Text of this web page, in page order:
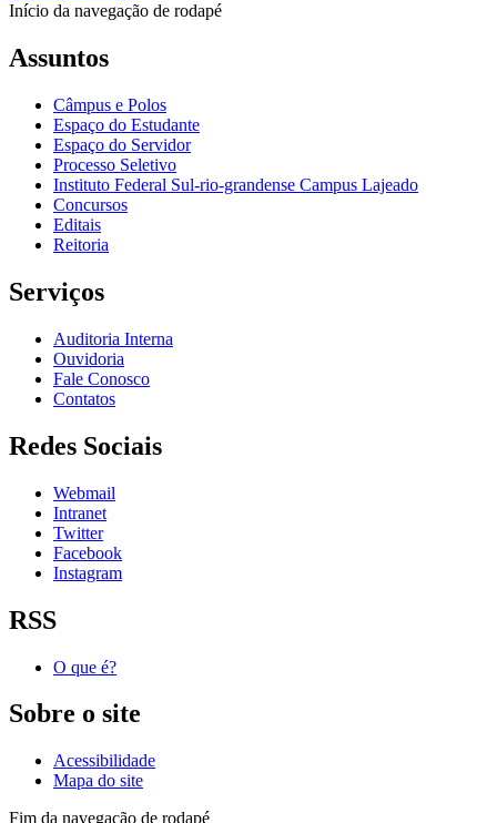
Início da navegação de rodapé
Assuntos
Câmpus e Polos
Espaço do Estudante
Espaço do Servidor
Processo Seletivo
Instituto Federal Sul-rio-grandense Campus Lajeado
Concursos
Editais
Reitoria
Serviços
Auditoria Interna
Ouvidoria
Fale Conosco
Contatos
Redes Sociais
Webmail
Intranet
Twitter
Facebook
Instagram
RSS
O que é?
Sobre o site
Acessibilidade
Mapa do site
Fim da navegação de rodapé